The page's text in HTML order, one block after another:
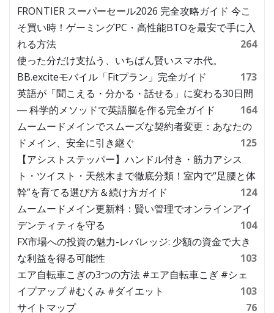
FRONTIER スーパーセール2026 完全攻略ガイド 今こ
そ買い時！ゲーミングPC・高性能BTOを最安で手に入
れる方法
264
使った分だけ支払う、いちばん賢いスマホ代。
BB.exciteモバイル「Fitプラン」完全ガイド
173
英語が「聞こえる・分かる・話せる」に変わる30日間
― 科学的メソッドで英語脳を作る完全ガイド
164
ムームードメインでスムーズな契約者変更：あなたの
ドメイン、安全に引き継ぐ
125
【アシストステッパー】ハンドル付き・筋力アシス
ト・ツイスト・天然木まで徹底分類！室内で“足腰と体
幹”を育てる選び方＆続け方ガイド
124
ムームードメイン更新料：賢い管理でオンラインアイ
デンティティを守る
104
FX市場への投資の魅力-レバレッジ: 少額の資金で大き
な利益を得る可能性
103
エア自転車こぎの3つの方法 #エア自転車こぎ #シェ
イプアップ #むくみ #ダイエット
103
サイトマップ
76